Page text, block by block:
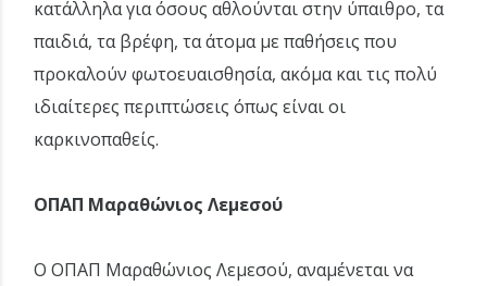
κατάλληλα για όσους αθλούνται στην ύπαιθρο, τα
παιδιά, τα βρέφη, τα άτομα με παθήσεις που
προκαλούν φωτοευαισθησία, ακόμα και τις πολύ
ιδιαίτερες περιπτώσεις όπως είναι οι
καρκινοπαθείς.
ΟΠΑΠ Μαραθώνιος Λεμεσού
Ο ΟΠΑΠ Μαραθώνιος Λεμεσού, αναμένεται να